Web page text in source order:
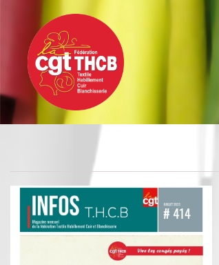
contenu
principal